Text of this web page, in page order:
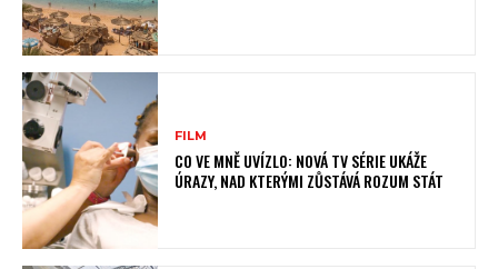
FILM
CO VE MNĚ UVÍZLO: NOVÁ TV SÉRIE UKÁŽE
ÚRAZY, NAD KTERÝMI ZŮSTÁVÁ ROZUM STÁT